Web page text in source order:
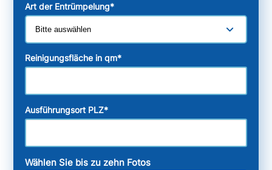
Art der Entrümpelung*
Reinigungsfläche in qm*
Ausführungsort PLZ*
Wählen Sie bis zu zehn Fotos